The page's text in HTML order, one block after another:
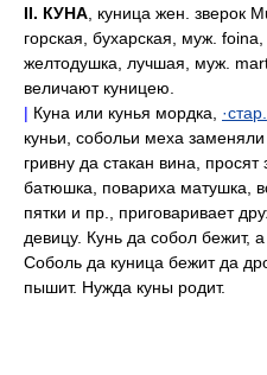
II. КУНА , куница жен. зверок
горская, бухарская, муж.
желтодушка, лучшая, муж.
величают куницею.
| Куна или кунья мордка, ·стар.
куньи, собольи меха
гривну да стакан вина,
батюшка, повариха матушка,
пятки и пр., приговаривает
девицу. Кунь да собол бежит,
Соболь да куница бежит да
пышит. Нужда куны родит.